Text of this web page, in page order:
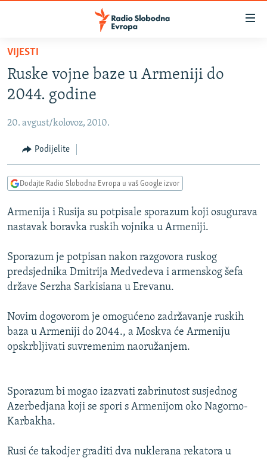
Pređite
glavni
sadržaj
na
navigaciju
Pređite
na
VIJESTI
BOSNA I HERCEGOVINA
KOSOVO
CRNA GORA
VIDEO
FOTOGALERIJE
PODCASTI
RAT U UKRAJINI
RSE PRIČE IZ SVIJETA
ISPRIČAJ MI
SPECIJALI RSE
VIŠE OD NASLOVA
POPLAVE I KLIZIŠTA U BIH 2024.
TV LIBERTY
MOJA EVROPA
PRATITE NAS
Sve RFE/RL stranice
VIJESTI
Ruske vojne baze u Armeniji do
2044. godine
20. avgust/kolovoz, 2010.
Podijelite
Dodajte Radio Slobodna Evropa u vaš Google izvor
Armenija i Rusija su potpisale sporazum koji osugurava
nastavak boravka ruskih vojnika u Armeniji.
Sporazum je potpisan nakon razgovora ruskog
predsjednika Dmitrija Medvedeva i armenskog šefa
države Serzha Sarkisiana u Erevanu.
Novim dogovorom je omogućeno zadržavanje ruskih
baza u Armeniji do 2044., a Moskva će Armeniju
opskrbljivati suvremenim naoružanjem.
Sporazum bi mogao izazvati zabrinutost susjednog
Azerbedjana koji se spori s Armenijom oko Nagorno-
Karbakha.
Rusi će takodjer graditi dva nuklerana rekatora u